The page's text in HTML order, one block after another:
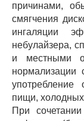
причинами,
смягчения
ингаляции
небулайзера,
и местными
нормализации
употребление
пищи, холодных
При